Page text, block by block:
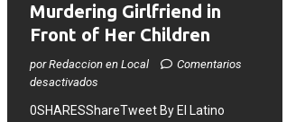
Murdering Girlfriend in
Front of Her Children
por Redaccion en Local
Comentarios
desactivados
0SHARESShareTweet ​By El Latino